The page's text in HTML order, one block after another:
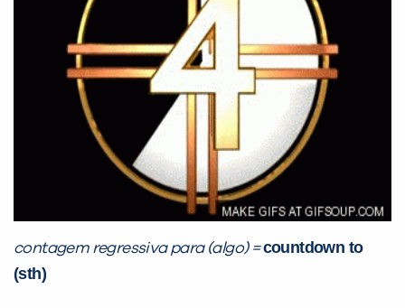
contagem regressiva para (algo) =countdown to
(sth)
Desculpe!
Não encontramos nenhuma unidade
inFlux nesta cidade ou bairro que
você digitou.